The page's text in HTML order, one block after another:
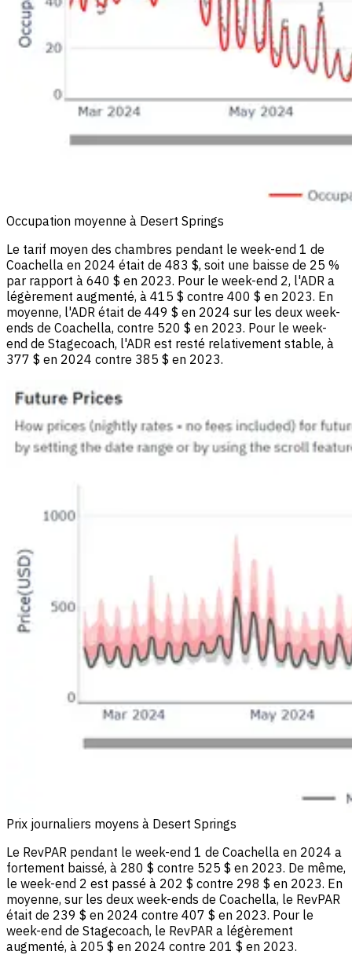
Occupation moyenne à Desert Springs
Le tarif moyen des chambres pendant le week-end 1 de
Coachella en 2024 était de 483 $, soit une baisse de 25 %
par rapport à 640 $ en 2023. Pour le week-end 2, l'ADR a
légèrement augmenté, à 415 $ contre 400 $ en 2023. En
moyenne, l'ADR était de 449 $ en 2024 sur les deux week-
ends de Coachella, contre 520 $ en 2023. Pour le week-
end de Stagecoach, l'ADR est resté relativement stable, à
377 $ en 2024 contre 385 $ en 2023.
Prix journaliers moyens à Desert Springs
Le RevPAR pendant le week-end 1 de Coachella en 2024 a
fortement baissé, à 280 $ contre 525 $ en 2023. De même,
le week-end 2 est passé à 202 $ contre 298 $ en 2023. En
moyenne, sur les deux week-ends de Coachella, le RevPAR
était de 239 $ en 2024 contre 407 $ en 2023. Pour le
week-end de Stagecoach, le RevPAR a légèrement
augmenté, à 205 $ en 2024 contre 201 $ en 2023.